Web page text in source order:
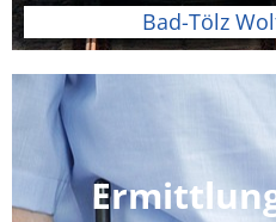
Bad-Tölz